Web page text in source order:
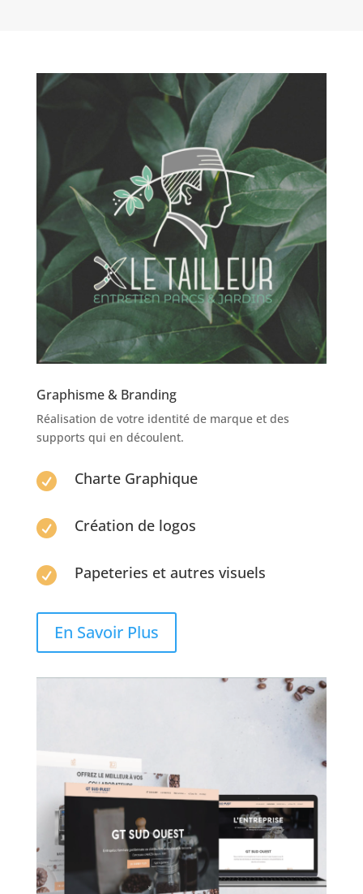
Graphisme & Branding
Réalisation de votre identité de marque et des
supports qui en découlent.
 Charte Graphique
 Création de logos
 Papeteries et autres visuels
En Savoir Plus